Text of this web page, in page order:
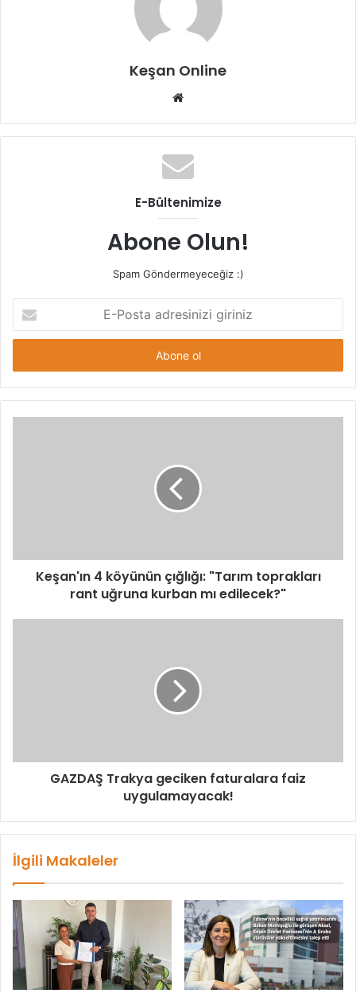
Keşan Online
Web
E-Bültenimize
Abone Olun!
Spam Göndermeyeceğiz :)
Posta
adresinizi
Keşan'ın 4 köyünün çığlığı: "Tarım toprakları
rant uğruna kurban mı edilecek?"
GAZDAŞ Trakya geciken faturalara faiz
uygulamayacak!
İlgili Makaleler